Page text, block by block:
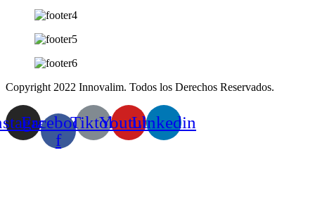
Copyright 2022 Innovalim. Todos los Derechos Reservados.
Facebook-
f
TiktokYoutubeLinkedin